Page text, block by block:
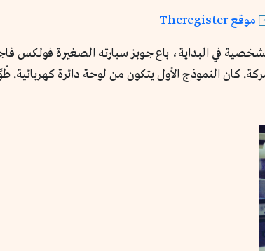
موقع Theregister
في البداية، باع جوبز سيارته الصغيرة فولكس
كان النموذج الأول يتكون من لوحة دائرة